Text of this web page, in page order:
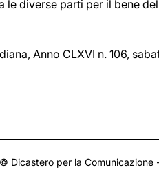
diverse parti per il bene
Anno CLXVI n. 106,
Dicastero per la Comunicazione